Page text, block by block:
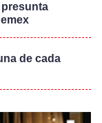
presunta
de cada